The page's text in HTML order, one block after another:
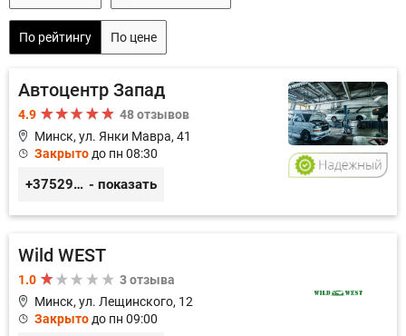
По рейтингу По цене
Автоцентр Запад
4.9
48 отзывов
Минск, ул. Янки Мавра, 41
Закрыто до пн 08:30
+375299579797 - показать
Wild WEST
1.0
3 отзыва
Минск, ул. Лещинского, 12
Закрыто до пн 09:00